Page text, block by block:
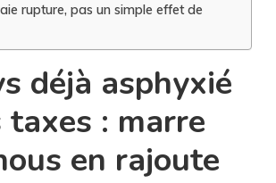
rupture, pas un simple effet de
déjà asphyxié
taxes : marre
en rajoute